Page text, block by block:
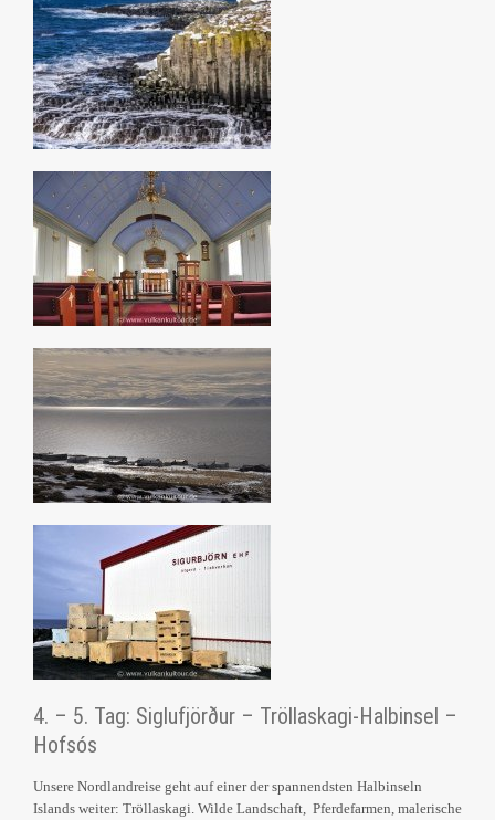
4. – 5. Tag: Siglufjörður – Tröllaskagi-Halbinsel –
Hofsós
Unsere Nordlandreise geht auf einer der spannendsten Halbinseln
Islands weiter: Tröllaskagi. Wilde Landschaft, Pferdefarmen, malerische